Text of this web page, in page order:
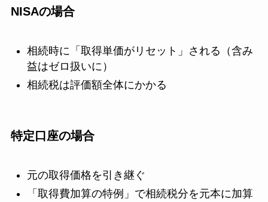
NISAの場合
相続時に「取得単価がリセット」される（含み
益はゼロ扱いに）
相続税は評価額全体にかかる
特定口座の場合
元の取得価格を引き継ぐ
「取得費加算の特例」で相続税分を元本に加算